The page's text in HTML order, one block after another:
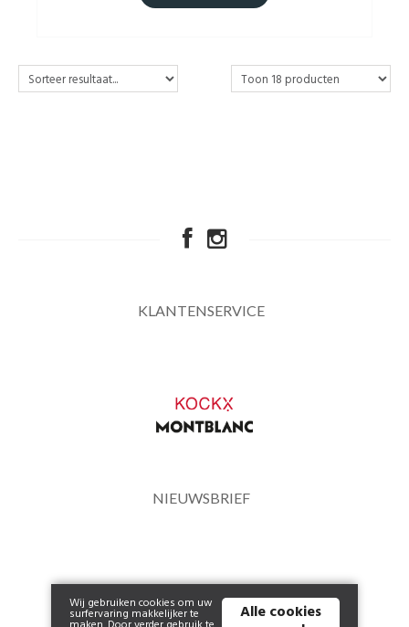
KLANTENSERVICE
NIEUWSBRIEF
Wij gebruiken cookies om uw
surfervaring makkelijker te Alle cookies